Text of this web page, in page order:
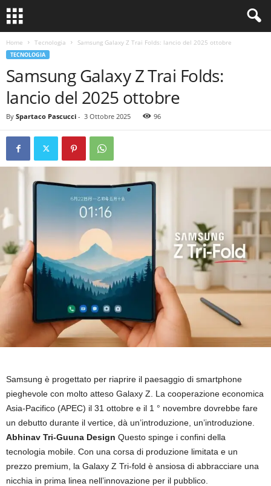
Home Tecnologia Samsung Galaxy Z Trai Folds: lancio del 2025 ottobre
TECNOLOGIA
Samsung Galaxy Z Trai Folds:
lancio del 2025 ottobre
By Spartaco Pascucci - 3 Ottobre 2025 96
Samsung è progettato per riaprire il paesaggio di smartphone
pieghevole con molto atteso Galaxy Z. La cooperazione economica
Asia-Pacifico (APEC) il 31 ottobre e il 1 ° novembre dovrebbe fare
un debutto durante il vertice, dà un’introduzione, un’introduzione.
Abhinav Tri-Guuna Design Questo spinge i confini della
tecnologia mobile. Con una corsa di produzione limitata e un
prezzo premium, la Galaxy Z Tri-fold è ansiosa di abbracciare una
nicchia in prima linea nell’innovazione per il pubblico.